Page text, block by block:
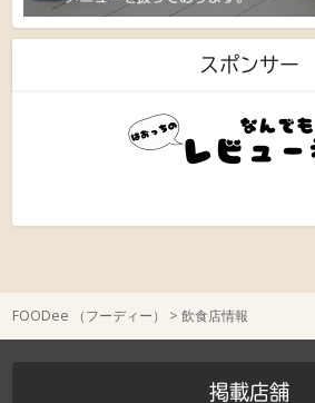
スポンサー
FOODee （フーディー） >飲食店情報
掲載店舗